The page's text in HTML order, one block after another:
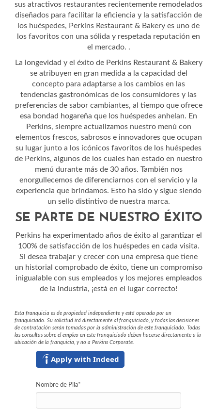
sus atractivos restaurantes recientemente remodelados
diseñados para facilitar la eficiencia y la satisfacción de
los huéspedes, Perkins Restaurant & Bakery es uno de
los favoritos con una sólida y respetada reputación en
el mercado. .
La longevidad y el éxito de Perkins Restaurant & Bakery
se atribuyen en gran medida a la capacidad del
concepto para adaptarse a los cambios en las
tendencias gastronómicas de los consumidores y las
preferencias de sabor cambiantes, al tiempo que ofrece
esa bondad hogareña que los huéspedes anhelan. En
Perkins, siempre actualizamos nuestro menú con
elementos frescos, sabrosos e innovadores que ocupan
su lugar junto a los icónicos favoritos de los huéspedes
de Perkins, algunos de los cuales han estado en nuestro
menú durante más de 30 años. También nos
enorgullecemos de diferenciarnos con el servicio y la
experiencia que brindamos. Esto ha sido y sigue siendo
un sello distintivo de nuestra marca.
SE PARTE DE NUESTRO ÉXITO
Perkins ha experimentado años de éxito al garantizar el
100% de satisfacción de los huéspedes en cada visita.
Si desea trabajar y crecer con una empresa que tiene
un historial comprobado de éxito, tiene un compromiso
inigualable con sus empleados y los mejores empleados
de la industria, ¡está en el lugar correcto!
Esta franquicia es de propiedad independiente y está operada por un
franquiciado. Su solicitud irá directamente al franquiciado, y todas las decisiones
de contratación serán tomadas por la administración de este franquiciado. Todas
las consultas sobre el empleo en este franquiciado deben hacerse directamente a la
ubicación de la franquicia, y no a Perkins Corporate.
Apply with Indeed
Nombre de Pila*